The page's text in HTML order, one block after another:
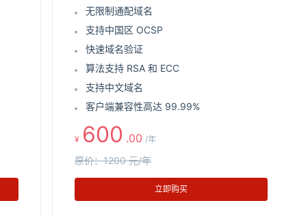
无限制通配域名
支持中国区 OCSP
快速域名验证
算法支持 RSA 和 ECC
支持中文域名
客户端兼容性高达 99.99%
¥ 600 .00 /年
原价：1200 元/年
立即购买